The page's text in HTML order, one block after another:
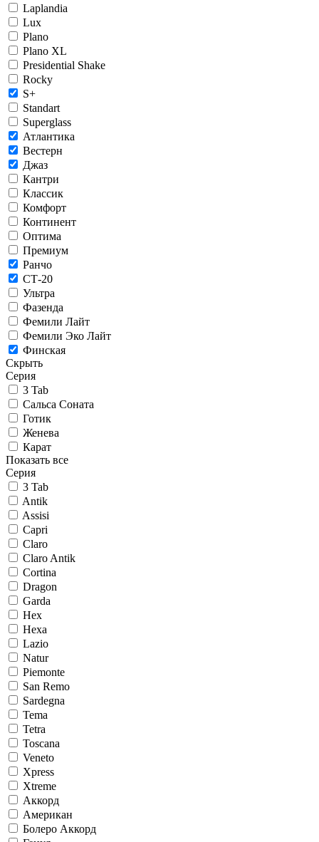
Laplandia
Lux
Plano
Plano XL
Presidential Shake
Rocky
S+
Standart
Superglass
Атлантика
Вестерн
Джаз
Кантри
Классик
Комфорт
Континент
Оптима
Премиум
Ранчо
СТ-20
Ультра
Фазенда
Фемили Лайт
Фемили Эко Лайт
Финская
Скрыть
Серия
3 Tab
Сальса Соната
Готик
Женева
Карат
Показать все
Серия
3 Tab
Antik
Assisi
Capri
Claro
Claro Antik
Cortina
Dragon
Garda
Hex
Hexa
Lazio
Natur
Piemonte
San Remo
Sardegna
Tema
Tetra
Toscana
Veneto
Xpress
Xtreme
Аккорд
Американ
Болеро Аккорд